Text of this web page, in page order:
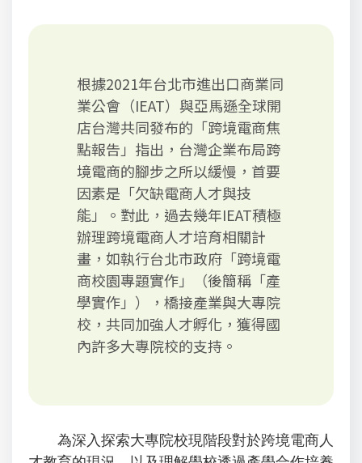
根據2021年台北市進出口商業同
業公會（IEAT）與亞馬遜全球開
店台灣共同發布的「跨境電商焦
點報告」指出，台灣企業布局跨
境電商的腳步之所以緩慢，首要
因素是「欠缺電商人才與技
能」。對此，過去幾年IEAT積極
辦理跨境電商人才培育相關計
畫，如執行台北市政府「跨境電
商校園專題實作」（後簡稱「產
學實作」），橋接產業與大專院
校，共同加強人才孵化，獲得國
內許多大專院校的支持。
為深入探索大專院校現階段對於跨境電商人